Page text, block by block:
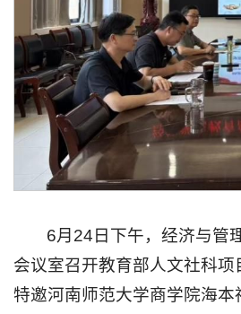
6月24日下午，经济与管
会议室召开教育部人文社科项
特邀河南师范大学商学院海本